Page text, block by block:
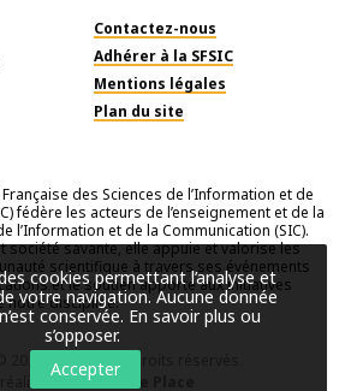
Contactez-nous
Adhérer à la SFSIC
Mentions légales
Plan du site
des Sciences de l’Information et de
fédère les acteurs de l’enseignement et de la
l’Information et de la Communication (SIC).
société savante, elle appuie et valorise les
scientifique à travers ses événements
et le soutien apporté aux initiatives
notre discipline.
SFSIC
. Tous droits réservés.
réalisationPremière Place
cookies permettant l’analyse et
votre navigation. Aucune donnée
conservée. En savoir plus ou
s’opposer.
Accepter